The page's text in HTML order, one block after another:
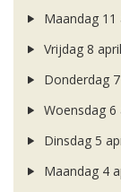
Maandag 11
Vrijdag 8
Donderdag
Woensdag 6
Dinsdag 5
Maandag 4